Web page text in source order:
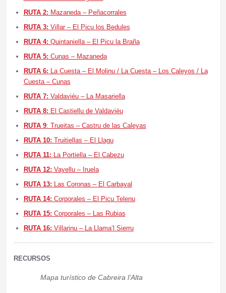
RUTA 2: Mazaneda – Peñacorrales
RUTA 3: Villar – El Picu los Bedules
RUTA 4: Quintaniella – El Picu la Braña
RUTA 5: Cunas – Mazaneda
RUTA 6: La Cuesta – El Molinu / La Cuesta – Los Caleyos / La
Cuesta – Cunas
RUTA 7: Valdaviéu – La Masariella
RUTA 8: El Castiellu de Valdaviéu
RUTA 9: Trueitas – Castru de las Caleyas
RUTA 10: Truitiellas – El Llagu
RUTA 11: La Portiella – El Cabezu
RUTA 12: Vayellu – Iruela
RUTA 13: Las Coronas – El Carbayal
RUTA 14: Corporales – El Picu Telenu
RUTA 15: Corporales – Las Rubias
RUTA 16: Villarinu – La Llama’l Sierru
RECURSOS
Mapa turístico de Cabreira l’Alta